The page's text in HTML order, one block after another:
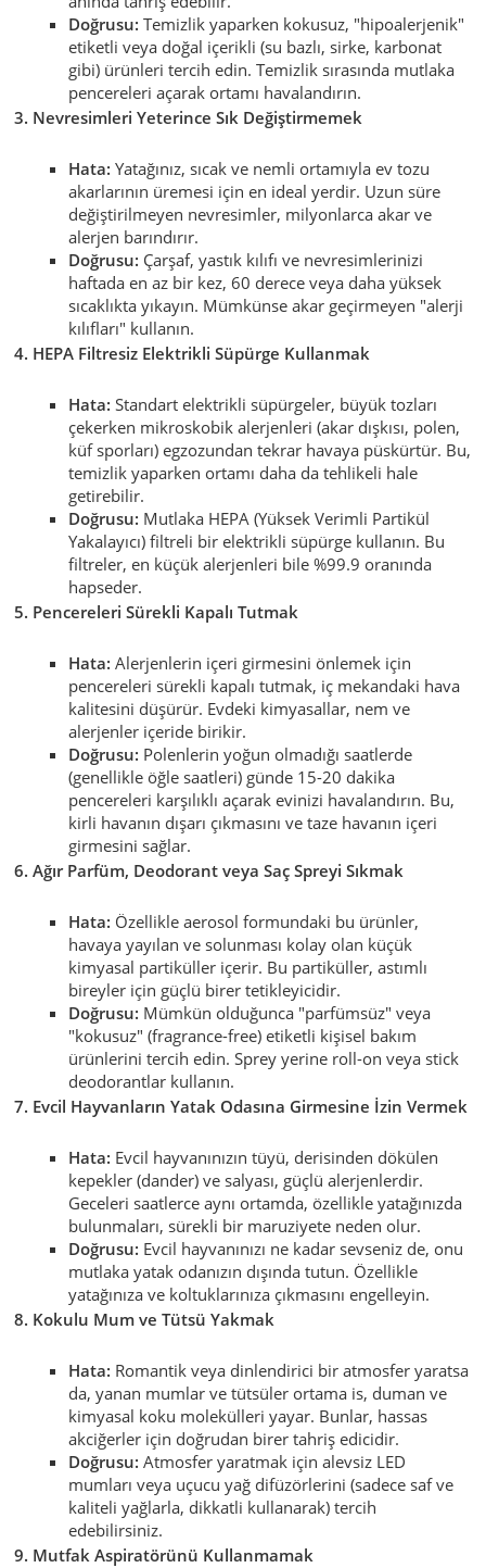
Doğrusu: Temizlik yaparken kokusuz, "hipoalerjenik"
etiketli veya doğal içerikli (su bazlı, sirke, karbonat
gibi) ürünleri tercih edin. Temizlik sırasında mutlaka
pencereleri açarak ortamı havalandırın.
3. Nevresimleri Yeterince Sık Değiştirmemek
Hata: Yatağınız, sıcak ve nemli ortamıyla ev tozu
akarlarının üremesi için en ideal yerdir. Uzun süre
değiştirilmeyen nevresimler, milyonlarca akar ve
alerjen barındırır.
Doğrusu: Çarşaf, yastık kılıfı ve nevresimlerinizi
haftada en az bir kez, 60 derece veya daha yüksek
sıcaklıkta yıkayın. Mümkünse akar geçirmeyen "alerji
kılıfları" kullanın.
4. HEPA Filtresiz Elektrikli Süpürge Kullanmak
Hata: Standart elektrikli süpürgeler, büyük tozları
çekerken mikroskobik alerjenleri (akar dışkısı, polen,
küf sporları) egzozundan tekrar havaya püskürtür. Bu,
temizlik yaparken ortamı daha da tehlikeli hale
getirebilir.
Doğrusu: Mutlaka HEPA (Yüksek Verimli Partikül
Yakalayıcı) filtreli bir elektrikli süpürge kullanın. Bu
filtreler, en küçük alerjenleri bile %99.9 oranında
hapseder.
5. Pencereleri Sürekli Kapalı Tutmak
Hata: Alerjenlerin içeri girmesini önlemek için
pencereleri sürekli kapalı tutmak, iç mekandaki hava
kalitesini düşürür. Evdeki kimyasallar, nem ve
alerjenler içeride birikir.
Doğrusu: Polenlerin yoğun olmadığı saatlerde
(genellikle öğle saatleri) günde 15-20 dakika
pencereleri karşılıklı açarak evinizi havalandırın. Bu,
kirli havanın dışarı çıkmasını ve taze havanın içeri
girmesini sağlar.
6. Ağır Parfüm, Deodorant veya Saç Spreyi Sıkmak
Hata: Özellikle aerosol formundaki bu ürünler,
havaya yayılan ve solunması kolay olan küçük
kimyasal partiküller içerir. Bu partiküller, astımlı
bireyler için güçlü birer tetikleyicidir.
Doğrusu: Mümkün olduğunca "parfümsüz" veya
"kokusuz" (fragrance-free) etiketli kişisel bakım
ürünlerini tercih edin. Sprey yerine roll-on veya stick
deodorantlar kullanın.
7. Evcil Hayvanların Yatak Odasına Girmesine İzin Vermek
Hata: Evcil hayvanınızın tüyü, derisinden dökülen
kepekler (dander) ve salyası, güçlü alerjenlerdir.
Geceleri saatlerce aynı ortamda, özellikle yatağınızda
bulunmaları, sürekli bir maruziyete neden olur.
Doğrusu: Evcil hayvanınızı ne kadar sevseniz de, onu
mutlaka yatak odanızın dışında tutun. Özellikle
yatağınıza ve koltuklarınıza çıkmasını engelleyin.
8. Kokulu Mum ve Tütsü Yakmak
Hata: Romantik veya dinlendirici bir atmosfer yaratsa
da, yanan mumlar ve tütsüler ortama is, duman ve
kimyasal koku molekülleri yayar. Bunlar, hassas
akciğerler için doğrudan birer tahriş edicidir.
Doğrusu: Atmosfer yaratmak için alevsiz LED
mumları veya uçucu yağ difüzörlerini (sadece saf ve
kaliteli yağlarla, dikkatli kullanarak) tercih
edebilirsiniz.
9. Mutfak Aspiratörünü Kullanmamak